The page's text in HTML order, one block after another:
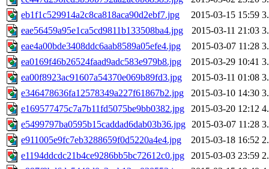
eb1f1c529914a2c8ca818aca90d2ebf7.jpg
2015-03-15 15:59
eae56459a95e1ca5cd9811b133508ba4.jpg
2015-03-11 21:03
eae4a00bde3408ddc6aab8589a05efe4.jpg
2015-03-07 11:28
ea0169f46b26524faad9adc583e979b8.jpg
2015-03-29 10:41
ea00f8923ac91607a54370e069b89fd3.jpg
2015-03-11 01:08
e346478636fa12578349a227f61867b2.jpg
2015-03-10 14:30
e169577475c7a7b11fd5075be9bb0382.jpg
2015-03-20 12:12
e5499797ba0595b15caddad6dab03b36.jpg 2015-03-07 11:28
e911005e9fc7eb3288659f0d5220a4e4.jpg
2015-03-18 16:52
e1194ddcdc21b4ce9286bb5bc72612c0.jpg
2015-03-03 23:59